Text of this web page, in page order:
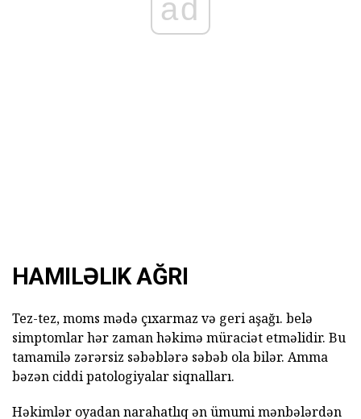
ad
HAMILƏLIK AĞRI
Tez-tez, moms mədə çıxarmaz və geri aşağı. belə
simptomlar hər zaman həkimə müraciət etməlidir. Bu
tamamilə zərərsiz səbəblərə səbəb ola bilər. Amma
bəzən ciddi patologiyalar siqnalları.
Həkimlər oyadan narahatlıq ən ümumi mənbələrdən